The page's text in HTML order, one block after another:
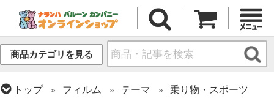
商品カテゴリを見る
トップ フィルム テーマ
乗り物・スポーツ